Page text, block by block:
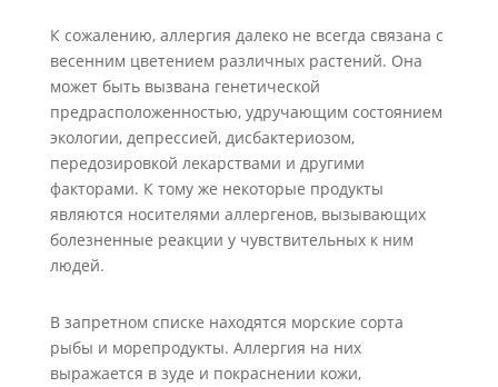
К сожалению, аллергия далеко не всегда связана с
весенним цветением различных растений. Она
может быть вызвана генетической
предрасположенностью, удручающим состоянием
экологии, депрессией, дисбактериозом,
передозировкой лекарствами и другими
факторами. К тому же некоторые продукты
являются носителями аллергенов, вызывающих
болезненные реакции у чувствительных к ним
людей.
В запретном списке находятся морские сорта
рыбы и морепродукты. Аллергия на них
выражается в зуде и покраснении кожи,